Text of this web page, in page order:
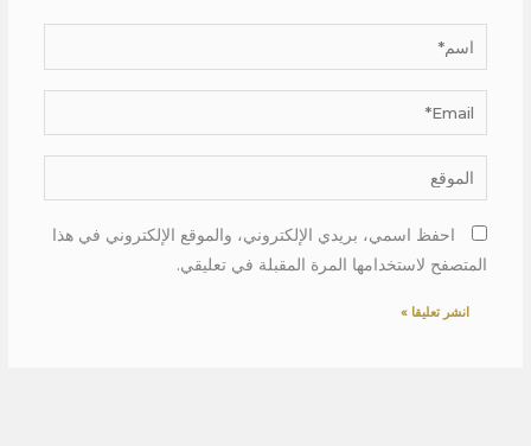
اسم*
Email*
الموقع
احفظ اسمي، بريدي الإلكتروني، والموقع الإلكتروني في هذا
المتصفح لاستخدامها المرة المقبلة في تعليقي.